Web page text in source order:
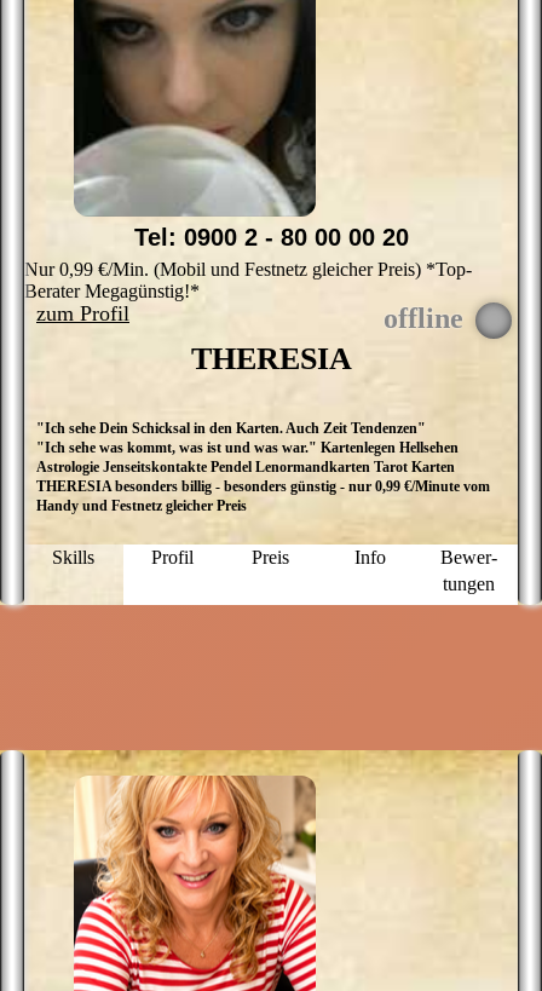
THERESIA
"Ich sehe Dein Schicksal in den Karten. Auch Zeit Tendenzen"
"Ich sehe was kommt, was ist und was war." Kartenlegen Hellsehen
Astrologie Jenseitskontakte Pendel Lenormandkarten Tarot Karten
THERESIA besonders billig - besonders günstig - nur 0,99 €/Minute vom
Handy und Festnetz gleicher Preis
Skills Profil Preis Info
Bewer­
tungen
Tel: 0900 2 - 80 00 00 20
Nur 0,99 €/Min. (Mobil und Festnetz gleicher Preis) *Top-
Berater Megagünstig!*
zum Profil